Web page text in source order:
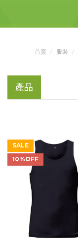
首頁 服裝
產品
SALE
10%OFF